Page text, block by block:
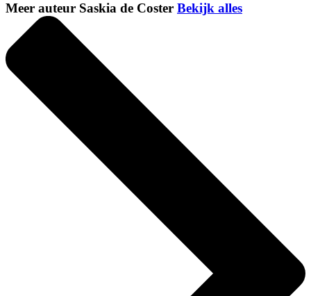
Meer auteur Saskia de Coster Bekijk alles